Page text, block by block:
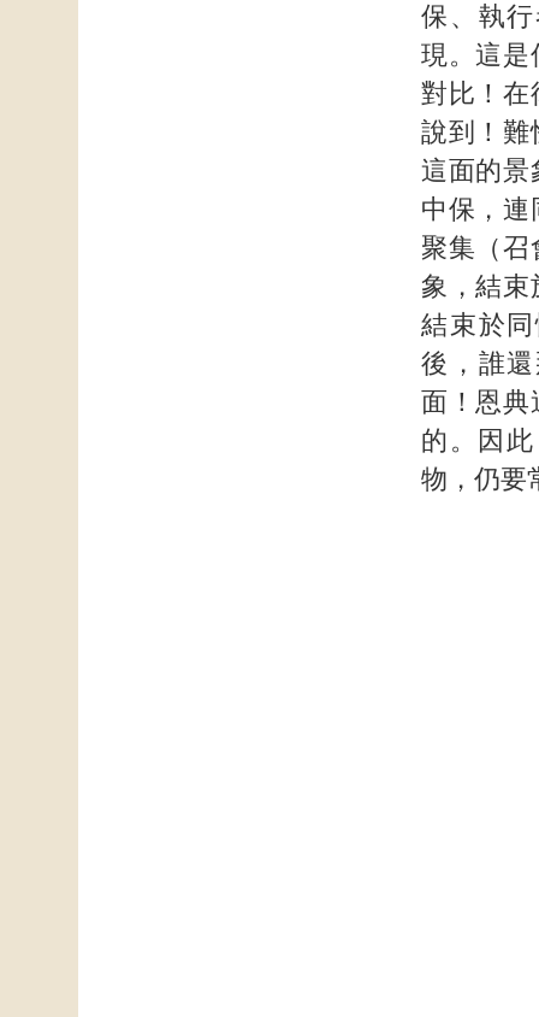
保、執
現。這是
對比！在
說到！難
這面的景
中保，連
聚集（召
象，結束
結束於
後，誰
面！恩典
的。因